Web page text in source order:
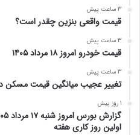
3 ساعت پیش
قیمت واقعی بنزین چقدر است؟
3 ساعت پیش
قیمت خودرو امروز ۱۸ مرداد ۱۴۰۵
3 ساعت پیش
تغییر عجیب میانگین قیمت مسکن
1 روز پیش
اولین روز کاری هفته